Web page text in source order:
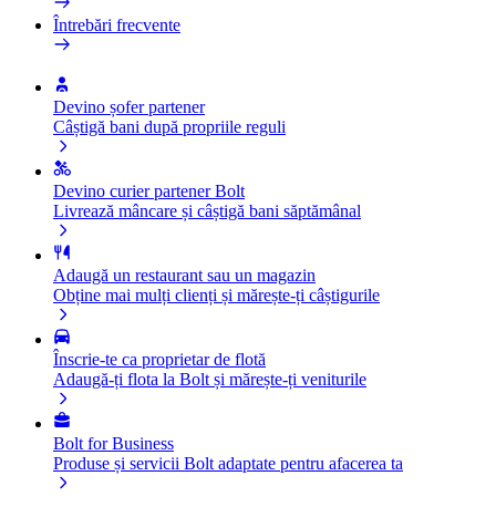
Întrebări frecvente
Devino șofer partener
Câștigă bani după propriile reguli
Devino curier partener Bolt
Livrează mâncare și câștigă bani săptămânal
Adaugă un restaurant sau un magazin
Obține mai mulți clienți și mărește-ți câștigurile
Înscrie-te ca proprietar de flotă
Adaugă-ți flota la Bolt și mărește-ți veniturile
Bolt for Business
Produse și servicii Bolt adaptate pentru afacerea ta